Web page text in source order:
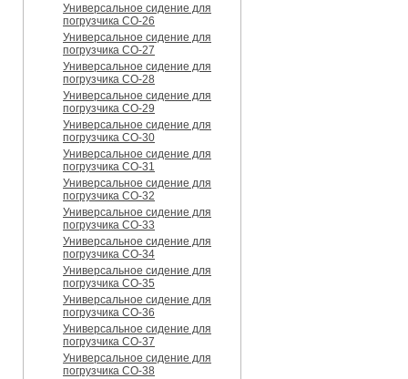
Универсальное сидение для
погрузчика CO-26
Универсальное сидение для
погрузчика CO-27
Универсальное сидение для
погрузчика CO-28
Универсальное сидение для
погрузчика CO-29
Универсальное сидение для
погрузчика CO-30
Универсальное сидение для
погрузчика CO-31
Универсальное сидение для
погрузчика CO-32
Универсальное сидение для
погрузчика CO-33
Универсальное сидение для
погрузчика CO-34
Универсальное сидение для
погрузчика CO-35
Универсальное сидение для
погрузчика CO-36
Универсальное сидение для
погрузчика CO-37
Универсальное сидение для
погрузчика CO-38